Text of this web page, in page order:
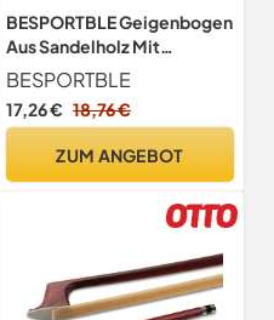
BESPORTBLE Geigenbogen
Aus Sandelholz Mit
Ebenholz-Frosch
Geigenbogen Mit
Pferdehaar 1/2 Größe
Anfänger Und
BESPORTBLE
17,26 € 18,76 €
ZUM ANGEBOT